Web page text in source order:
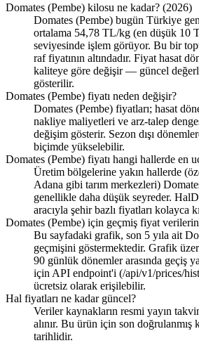
Domates (Pembe) kilosu ne kadar? (2026)
Domates (Pembe) bugün Türkiye
ortalama 54,78 TL/kg (en düşük 10
seviyesinde işlem görüyor. Bu bir
raf fiyatının altındadır. Fiyat hasat
kaliteye göre değişir — güncel
gösterilir.
Domates (Pembe) fiyatı neden değişir?
Domates (Pembe) fiyatları; hasat
nakliye maliyetleri ve arz-talep
değişim gösterir. Sezon dışı
biçimde yükselebilir.
Domates (Pembe) fiyatı hangi hallerde en
Üretim bölgelerine yakın hallerde
Adana gibi tarım merkezleri)
genellikle daha düşük seyreder.
aracıyla şehir bazlı fiyatları kolayca
Domates (Pembe) için geçmiş fiyat
Bu sayfadaki grafik, son 5 yıla ait
geçmişini göstermektedir. Grafik
90 günlük dönemler arasında geçiş
için API endpoint'i (/api/v1/prices/
ücretsiz olarak erişilebilir.
Hal fiyatları ne kadar güncel?
Veriler kaynakların resmi yayın
alınır. Bu ürün için son doğrulanmış
tarihlidir.